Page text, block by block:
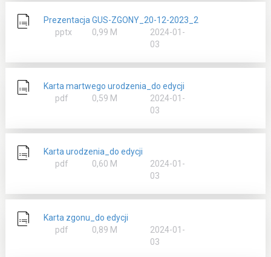
Prezentacja GUS-ZGONY_20-12-2023_2
pptx
rozmiar
0,99 M
2024-01-
03
Karta martwego urodzenia_do edycji
pdf
rozmiar
0,59 M
2024-01-
03
Karta urodzenia_do edycji
pdf
rozmiar
0,60 M
2024-01-
03
Karta zgonu_do edycji
pdf
rozmiar
0,89 M
2024-01-
03